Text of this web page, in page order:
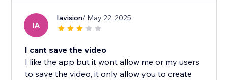
IA
Iavision/ May 22, 2025
I cant save the video
I like the app but it wont allow me or my users
to save the video, it only allow you to create